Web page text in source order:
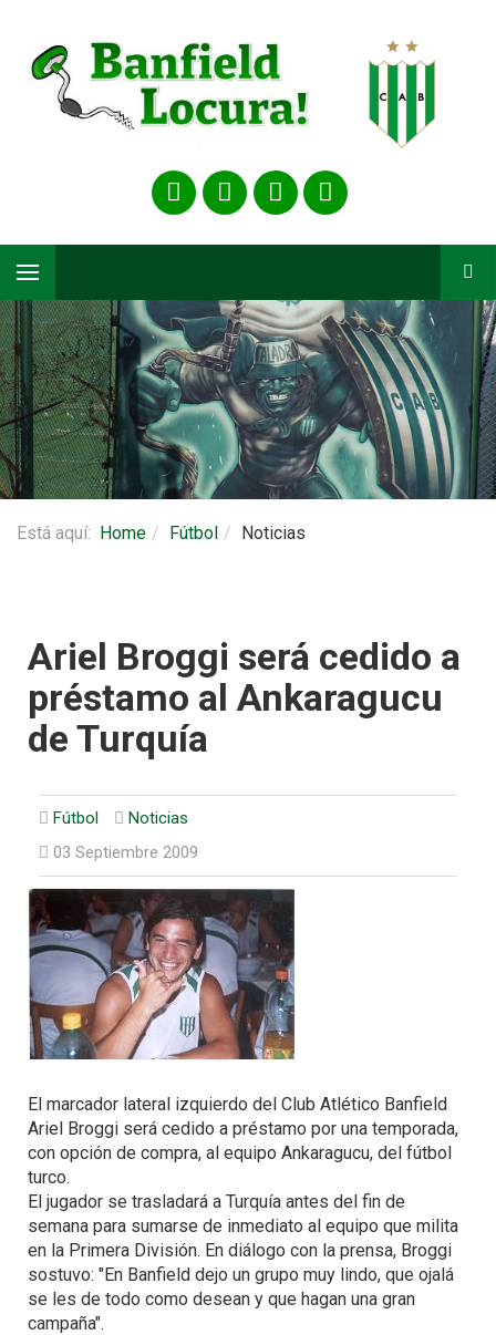
Está aquí: Home Fútbol Noticias
Ariel Broggi será cedido a
préstamo al Ankaragucu
de Turquía
Fútbol
Noticias
03 Septiembre 2009
El marcador lateral izquierdo del Club Atlético Banfield
Ariel Broggi será cedido a préstamo por una temporada,
con opción de compra, al equipo Ankaragucu, del fútbol
turco.
El jugador se trasladará a Turquía antes del fin de
semana para sumarse de inmediato al equipo que milita
en la Primera División. En diálogo con la prensa, Broggi
sostuvo: "En Banfield dejo un grupo muy lindo, que ojalá
se les de todo como desean y que hagan una gran
campaña".